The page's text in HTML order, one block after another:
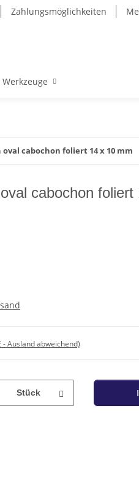
Zahlungsmöglichkeiten
Werkzeuge
cabochon foliert 14 x 10 mm
cabochon foliert
- Ausland abweichend)
Stück